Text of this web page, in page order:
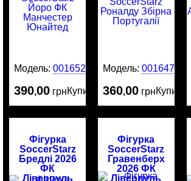
Модель:0016522
390,00 грнКупити
Модель:0016476
360,00 грнКупити
Фігурка
SoccerStarz
Бредлі 2026
ФК
Ліверпуль
Фігурка
SoccerStarz
Гравенберх
2026 ФК
Ліверпуль